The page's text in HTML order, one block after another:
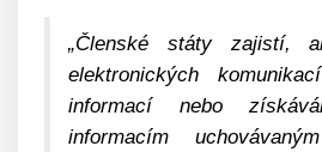
„Členské státy zajistí,
elektronických
informací nebo
informacím